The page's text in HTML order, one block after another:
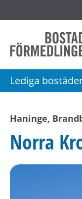
Startsida
Stockholm
AB
Lediga
Haninge,
Norra